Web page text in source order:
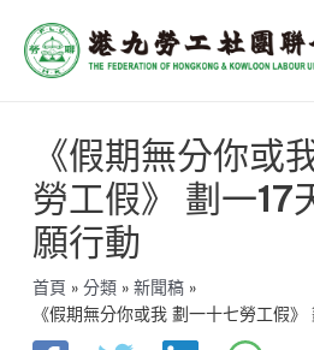
《假期無分你或
勞工假》 劃一17
願行動
首頁 分類
新聞稿
《假期無分你或我 劃一十七勞工假
章
導